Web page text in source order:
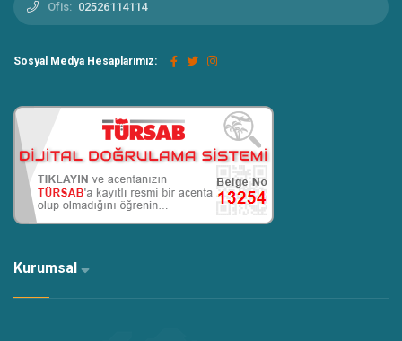
Ofis: 02526114114
Sosyal Medya Hesaplarımız:
Kurumsal